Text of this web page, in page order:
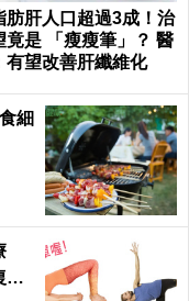
肪肝人口超過3成！治
竟是 「瘦瘦筆」？ 醫
有望改善肝纖維化
細